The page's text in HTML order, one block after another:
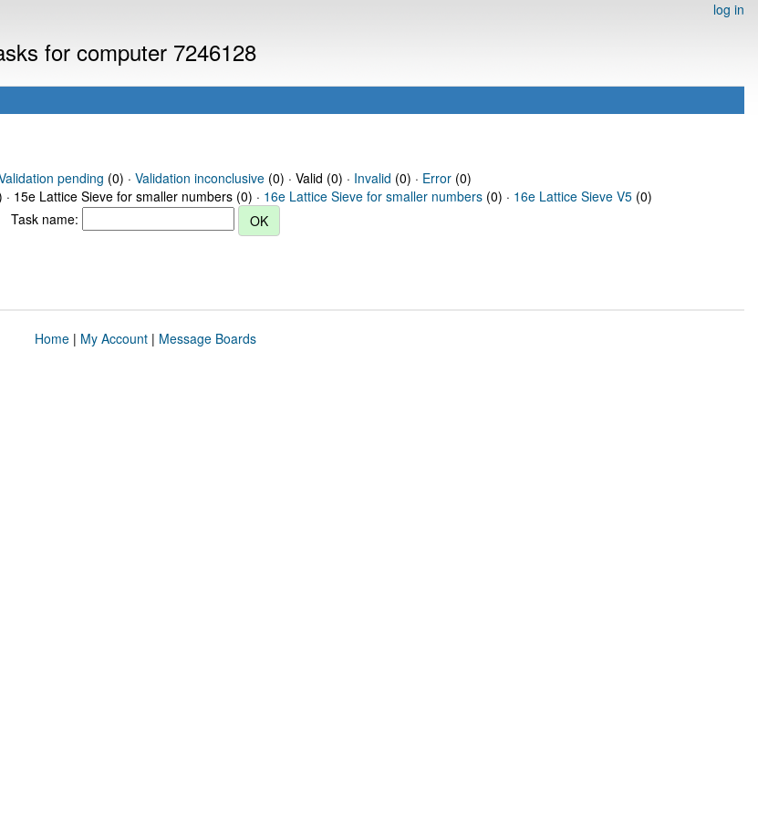
log in
for computer 7246128
pending (0) · Validation inconclusive(0) · Valid (0) · Invalid (0) · Error(0)
· 15e Lattice Sieve for smaller numbers (0) · 16e Lattice Sieve for smaller numbers (0) · 16e Lattice Sieve V5 (0)
Task name:
Home| My Account| Message Boards